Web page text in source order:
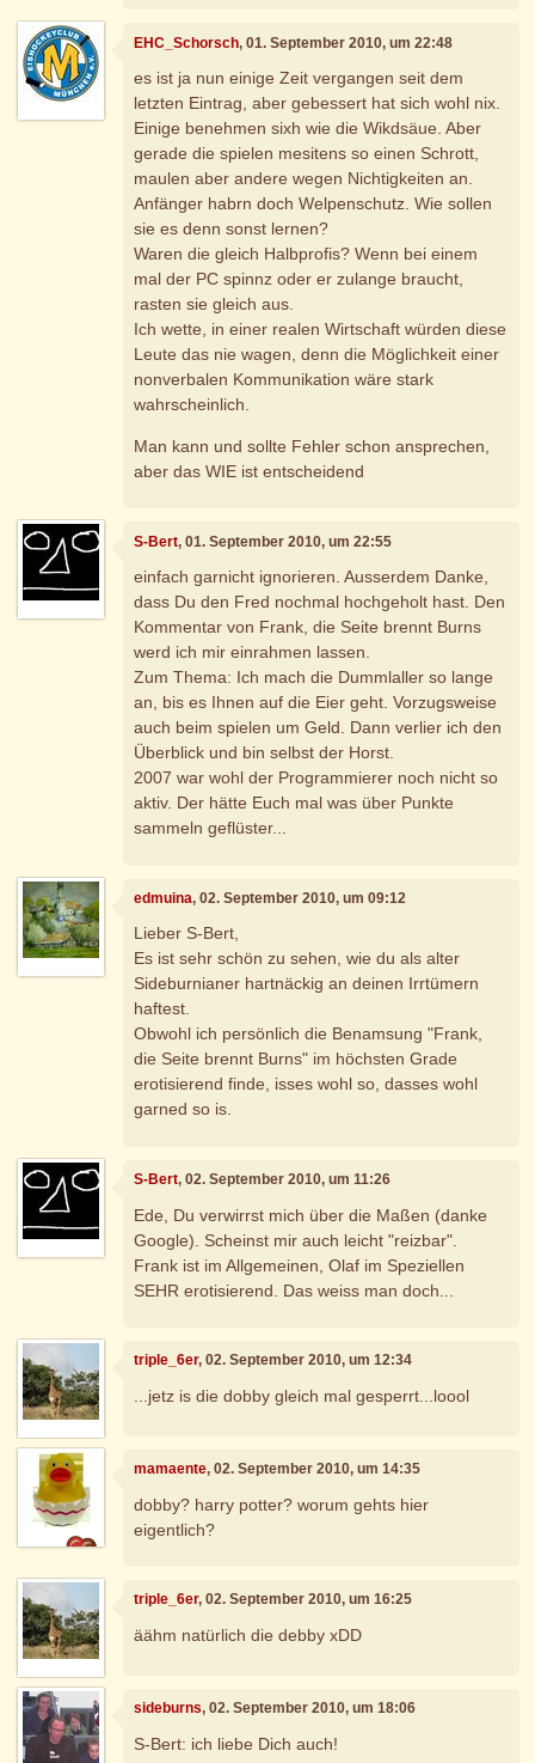
EHC_Schorsch, 01. September 2010, um 22:48
es ist ja nun einige Zeit vergangen seit dem
letzten Eintrag, aber gebessert hat sich wohl nix.
Einige benehmen sixh wie die Wikdsäue. Aber
gerade die spielen mesitens so einen Schrott,
maulen aber andere wegen Nichtigkeiten an.
Anfänger habrn doch Welpenschutz. Wie sollen
sie es denn sonst lernen?
Waren die gleich Halbprofis? Wenn bei einem
mal der PC spinnz oder er zulange braucht,
rasten sie gleich aus.
Ich wette, in einer realen Wirtschaft würden diese
Leute das nie wagen, denn die Möglichkeit einer
nonverbalen Kommunikation wäre stark
wahrscheinlich.
Man kann und sollte Fehler schon ansprechen,
aber das WIE ist entscheidend
S-Bert, 01. September 2010, um 22:55
einfach garnicht ignorieren. Ausserdem Danke,
dass Du den Fred nochmal hochgeholt hast. Den
Kommentar von Frank, die Seite brennt Burns
werd ich mir einrahmen lassen.
Zum Thema: Ich mach die Dummlaller so lange
an, bis es Ihnen auf die Eier geht. Vorzugsweise
auch beim spielen um Geld. Dann verlier ich den
Überblick und bin selbst der Horst.
2007 war wohl der Programmierer noch nicht so
aktiv. Der hätte Euch mal was über Punkte
sammeln geflüster...
edmuina, 02. September 2010, um 09:12
Lieber S-Bert,
Es ist sehr schön zu sehen, wie du als alter
Sideburnianer hartnäckig an deinen Irrtümern
haftest.
Obwohl ich persönlich die Benamsung "Frank,
die Seite brennt Burns" im höchsten Grade
erotisierend finde, isses wohl so, dasses wohl
garned so is.
S-Bert, 02. September 2010, um 11:26
Ede, Du verwirrst mich über die Maßen (danke
Google). Scheinst mir auch leicht "reizbar".
Frank ist im Allgemeinen, Olaf im Speziellen
SEHR erotisierend. Das weiss man doch...
triple_6er, 02. September 2010, um 12:34
...jetz is die dobby gleich mal gesperrt...loool
mamaente, 02. September 2010, um 14:35
dobby? harry potter? worum gehts hier
eigentlich?
triple_6er, 02. September 2010, um 16:25
äähm natürlich die debby xDD
sideburns, 02. September 2010, um 18:06
S-Bert: ich liebe Dich auch!